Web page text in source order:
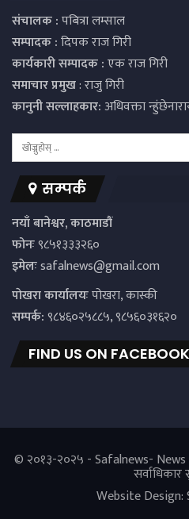
संचालक :पबित्रा लम्साल
सम्पादक :दिपक राज गिरी
कार्यकारी सम्पादक :एक राज गिरी
समाचार प्रमुख: राजु गिरी
कानुनी सल्लाहकार:अधिवक्ता
सम्पर्क
नयाँ बानेश्वर, काठमाडौं
फोनः९८५१३३३२६०
इमेलःsafalnews@gmail.com
पाेखरा कार्यालयःपोखरा, कास्की
सम्पर्क:९८४६०२५८८५, ९८५६०३१६२०
FIND US ON FACEBOOK
© २०१३-२०२५ - Safalnews-
सर्वाधिकार
Website Design: